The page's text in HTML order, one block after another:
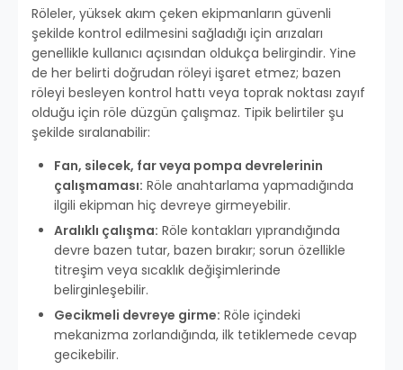
Röleler, yüksek akım çeken ekipmanların güvenli
şekilde kontrol edilmesini sağladığı için arızaları
genellikle kullanıcı açısından oldukça belirgindir. Yine
de her belirti doğrudan röleyi işaret etmez; bazen
röleyi besleyen kontrol hattı veya toprak noktası zayıf
olduğu için röle düzgün çalışmaz. Tipik belirtiler şu
şekilde sıralanabilir:
Fan, silecek, far veya pompa devrelerinin
çalışmaması: Röle anahtarlama yapmadığında
ilgili ekipman hiç devreye girmeyebilir.
Aralıklı çalışma: Röle kontakları yıprandığında
devre bazen tutar, bazen bırakır; sorun özellikle
titreşim veya sıcaklık değişimlerinde
belirginleşebilir.
Gecikmeli devreye girme: Röle içindeki
mekanizma zorlandığında, ilk tetiklemede cevap
gecikebilir.